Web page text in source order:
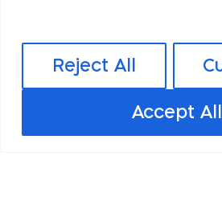
Reject All
Accept All
שליחה